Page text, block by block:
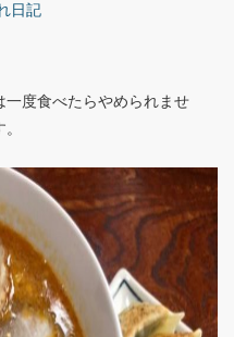
日記
度食べたらやめられませ